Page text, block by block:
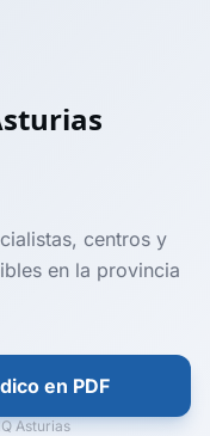
centros y
en la provincia
en PDF
Asturias